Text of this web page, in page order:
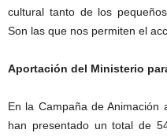
cultural tanto de los
Son las que nos permiten el
Aportación del Ministerio
En la Campaña de
han presentado un total de